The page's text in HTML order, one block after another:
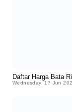
Daftar Harga Bata
Wednesday, 17 Jun